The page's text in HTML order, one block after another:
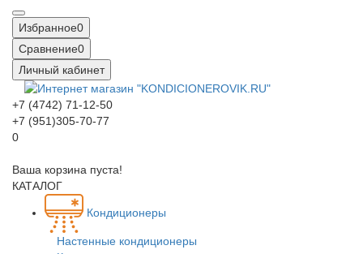
Избранное0
Сравнение0
Личный кабинет
+7 (4742) 71-12-50
+7 (951)305-70-77
0
Ваша корзина пуста!
КАТАЛОГ
Кондиционеры
Настенные кондиционеры